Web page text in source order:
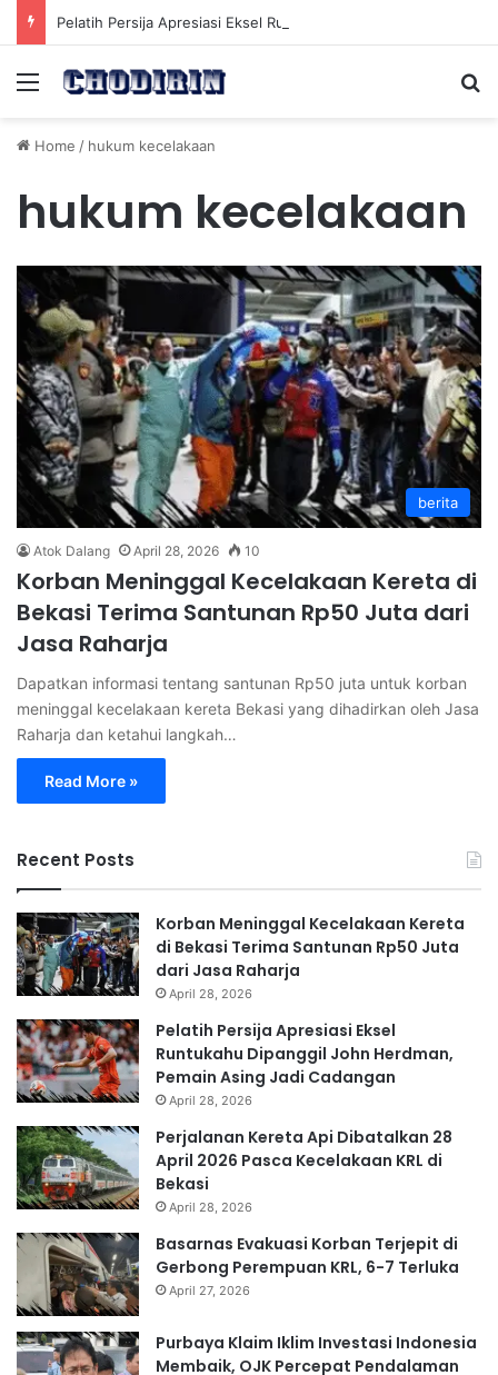
Menu
Home / hukum kecelakaan
hukum kecelakaan
berita
Atok Dalang April 28, 2026 10
Korban Meninggal Kecelakaan Kereta di
Bekasi Terima Santunan Rp50 Juta dari
Jasa Raharja
Dapatkan informasi tentang santunan Rp50 juta untuk korban
meninggal kecelakaan kereta Bekasi yang dihadirkan oleh Jasa
Raharja dan ketahui langkah…
Read More »
Recent Posts
Korban Meninggal Kecelakaan Kereta
di Bekasi Terima Santunan Rp50 Juta
dari Jasa Raharja
April 28, 2026
Pelatih Persija Apresiasi Eksel
Runtukahu Dipanggil John Herdman,
Pemain Asing Jadi Cadangan
April 28, 2026
Perjalanan Kereta Api Dibatalkan 28
April 2026 Pasca Kecelakaan KRL di
Bekasi
April 28, 2026
Basarnas Evakuasi Korban Terjepit di
Gerbong Perempuan KRL, 6-7 Terluka
April 27, 2026
Purbaya Klaim Iklim Investasi Indonesia
Membaik, OJK Percepat Pendalaman